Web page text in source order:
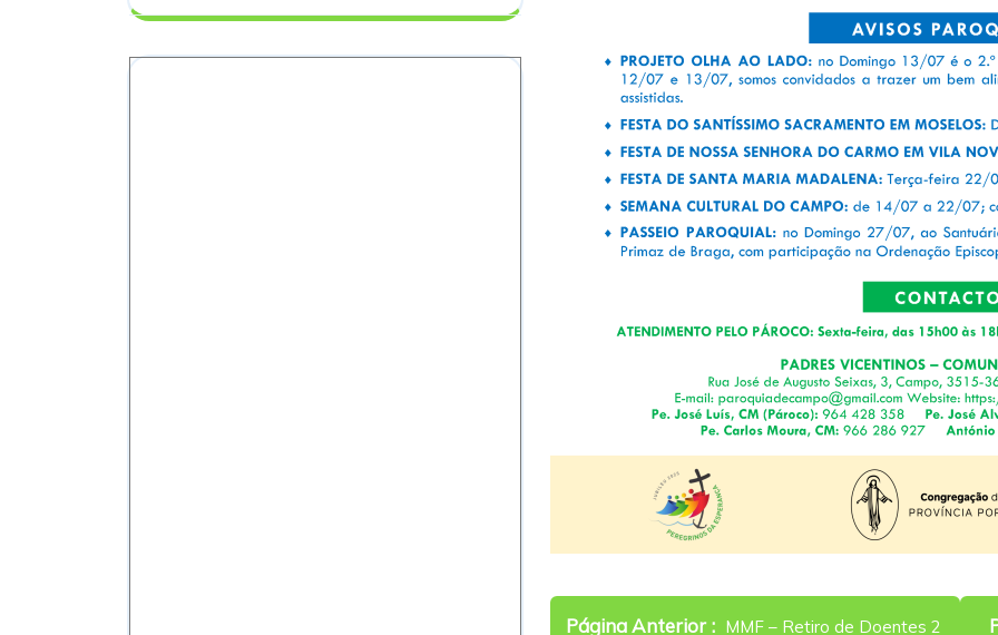
Navegação
Página Anterior
Older
MMF – Retiro de Doentes 2